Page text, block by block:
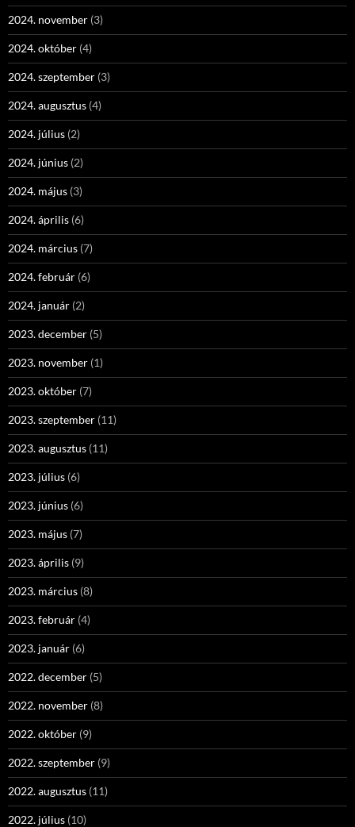
2024. november (3)
2024. október (4)
2024. szeptember (3)
2024. augusztus (4)
2024. július (2)
2024. június (2)
2024. május (3)
2024. április (6)
2024. március (7)
2024. február (6)
2024. január (2)
2023. december (5)
2023. november (1)
2023. október (7)
2023. szeptember (11)
2023. augusztus (11)
2023. július (6)
2023. június (6)
2023. május (7)
2023. április (9)
2023. március (8)
2023. február (4)
2023. január (6)
2022. december (5)
2022. november (8)
2022. október (9)
2022. szeptember (9)
2022. augusztus (11)
2022. július (10)